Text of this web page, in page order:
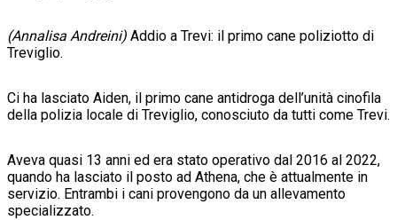
(Annalisa Andreini) Addio a Trevi: il primo cane poliziotto di
Treviglio.
Ci ha lasciato Aiden, il primo cane antidroga dell’unità cinofila
della polizia locale di Treviglio, conosciuto da tutti come Trevi.
Aveva quasi 13 anni ed era stato operativo dal 2016 al 2022,
quando ha lasciato il posto ad Athena, che è attualmente in
servizio. Entrambi i cani provengono da un allevamento
specializzato.